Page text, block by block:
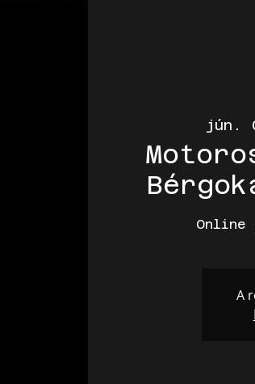
jún.
Online
A